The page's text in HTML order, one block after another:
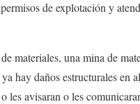
de explotación y
materiales, una mina de
hay daños estructurales en
les avisaran o les